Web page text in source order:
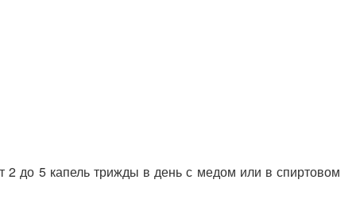
2 до 5 капель трижды в день с медом или в спиртовом